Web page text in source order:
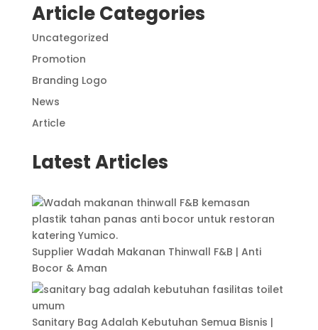
Article Categories
Uncategorized
Promotion
Branding Logo
News
Article
Latest Articles
Supplier Wadah Makanan Thinwall F&B | Anti
Bocor & Aman
Sanitary Bag Adalah Kebutuhan Semua Bisnis |